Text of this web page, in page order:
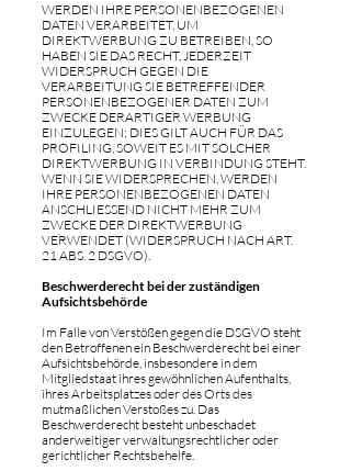
WERDEN IHRE PERSONENBEZOGENEN
DATEN VERARBEITET, UM
DIREKTWERBUNG ZU BETREIBEN, SO
HABEN SIE DAS RECHT, JEDERZEIT
WIDERSPRUCH GEGEN DIE
VERARBEITUNG SIE BETREFFENDER
PERSONENBEZOGENER DATEN ZUM
ZWECKE DERARTIGER WERBUNG
EINZULEGEN; DIES GILT AUCH FÜR DAS
PROFILING, SOWEIT ES MIT SOLCHER
DIREKTWERBUNG IN VERBINDUNG STEHT.
WENN SIE WIDERSPRECHEN, WERDEN
IHRE PERSONENBEZOGENEN DATEN
ANSCHLIESSEND NICHT MEHR ZUM
ZWECKE DER DIREKTWERBUNG
VERWENDET (WIDERSPRUCH NACH ART.
21 ABS. 2 DSGVO).
Beschwerderecht bei der zuständigen
Aufsichtsbehörde
Im Falle von Verstößen gegen die DSGVO steht
den Betroffenen ein Beschwerderecht bei einer
Aufsichtsbehörde, insbesondere in dem
Mitgliedstaat ihres gewöhnlichen Aufenthalts,
ihres Arbeitsplatzes oder des Orts des
mutmaßlichen Verstoßes zu. Das
Beschwerderecht besteht unbeschadet
anderweitiger verwaltungsrechtlicher oder
gerichtlicher Rechtsbehelfe.